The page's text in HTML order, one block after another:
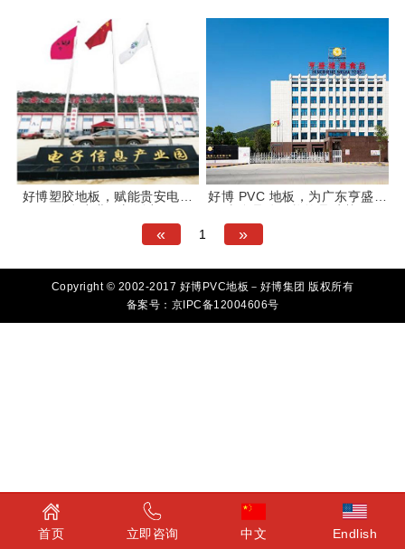
好博塑胶地板，赋能贵安电子
好博 PVC 地板，为广东亨盛维
« 1 »
Copyright © 2002-2017 好博PVC地板－好博集团 版权所有
备案号：京IPC备12004606号
首页 立即咨询 中文 Endlish